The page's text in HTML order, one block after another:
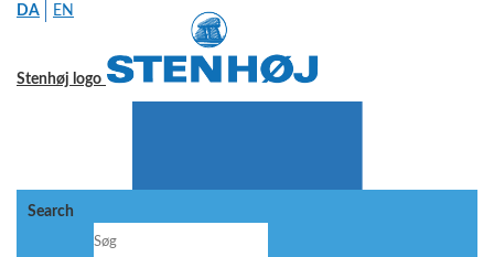
DA EN
Stenhøj logo
Search